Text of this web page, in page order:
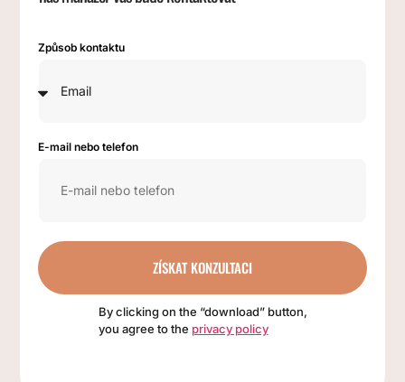
Způsob kontaktu
E-mail nebo telefon
ZÍSKAT KONZULTACI
By clicking on the “download” button,
you agree to the privacy policy